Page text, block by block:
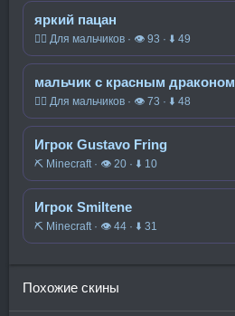
яркий пацан
🧍‍♂️ Для мальчиков · 👁 93 · ⬇ 49
мальчик с красным драконом
🧍‍♂️ Для мальчиков · 👁 73 · ⬇ 48
Игрок Gustavo Fring
⛏️ Minecraft · 👁 20 · ⬇ 10
Игрок Smiltene
⛏️ Minecraft · 👁 44 · ⬇ 31
Похожие скины